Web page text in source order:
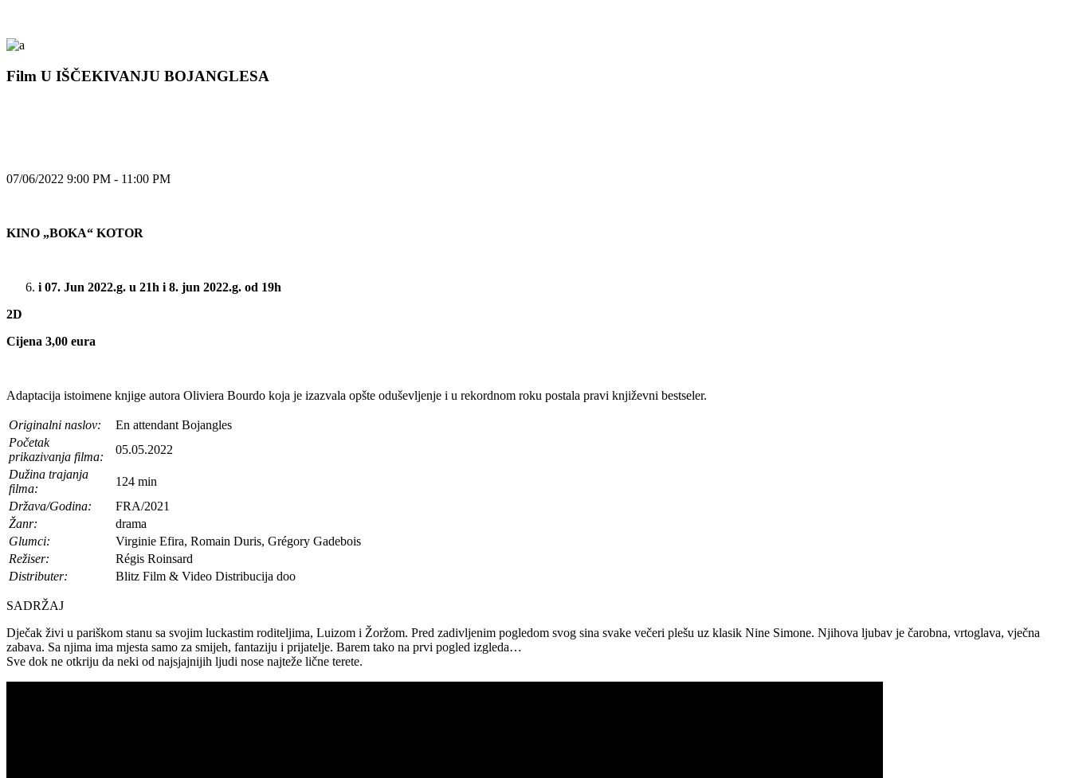
Film U IŠČEKIVANJU BOJANGLESA
07/06/2022 9:00 PM - 11:00 PM
KINO „BOKA“ KOTOR
i 07. Jun 2022.g. u 21h i 8. jun 2022.g. od 19h
2D
Cijena 3,00 eura
Adaptacija istoimene knjige autora Oliviera Bourdo koja je izazvala opšte oduševljenje i u rekordnom roku postala pravi književni bestseler.
Originalni naslov:
En attendant Bojangles
Početak
prikazivanja filma:
05.05.2022
Dužina trajanja
filma:
124 min
Država/Godina:
FRA/2021
Žanr:
drama
Glumci:
Virginie Efira, Romain Duris, Grégory Gadebois
Režiser:
Régis Roinsard
Distributer:
Blitz Film & Video Distribucija doo
SADRŽAJ
Dječak živi u pariškom stanu sa svojim luckastim roditeljima, Luizom i Žoržom. Pred zadivljenim pogledom svog sina svake večeri plešu uz klasik Nine Simone. Njihova ljubav je čarobna, vrtoglava, vječna
zabava. Sa njima ima mjesta samo za smijeh, fantaziju i prijatelje. Barem tako na prvi pogled izgleda…
Sve dok ne otkriju da neki od najsjajnijih ljudi nose najteže lične terete.